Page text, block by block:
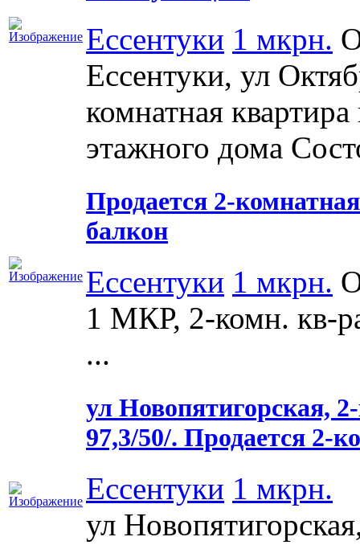
Ессентуки 1 мкрн.
Ессентуки, ул
комнатная
этажного дома
Продается 2-
балкон
Ессентуки 1 мкрн.
1 МКР, 2-комн. кв-
...
ул Новопятигорская,
97,3/50/. Продается 2-
Ессентуки 1 мкрн.
ул